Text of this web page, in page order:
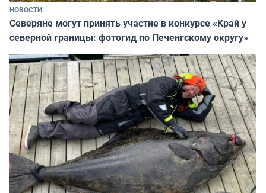
НОВОСТИ
Северяне могут принять участие в конкурсе «Край у
северной границы: фотогид по Печенгскому округу»